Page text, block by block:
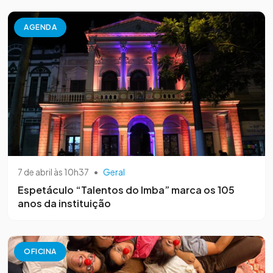
AGENDA
7 de abril às 10h37 • Geral
Espetáculo “Talentos do Imba” marca os 105
anos da instituição
OFICINA